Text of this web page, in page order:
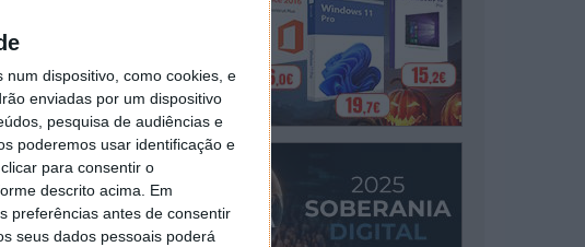
dispositivo, como cookies, e
enviadas por um dispositivo
pesquisa de audiências e
poderemos usar identificação e
para consentir o
descrito acima. Em
preferências antes de consentir
seus dados pessoais poderá
de
ou